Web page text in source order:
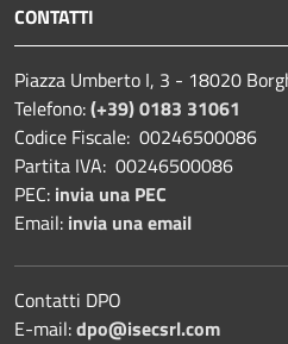
CONTATTI
Piazza Umberto I, 3 - 18020
Telefono:(+39) 0183 31061
Codice Fiscale: 00246500086
Partita IVA: 00246500086
PEC: invia una PEC
Email: invia una email
Contatti DPO
E-mail:dpo@isecsrl.com